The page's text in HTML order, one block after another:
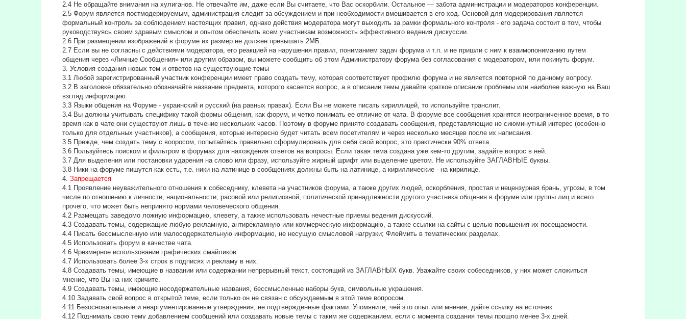
2.4 Не обращайте внимания на хулиганов. Не отвечайте им, даже если Вы считаете, что Вас оскорбили. Остальное — забота администрации и модераторов конференции.
2.5 Форум является постмодерируемым, администрация следит за обсуждением и при необходимости вмешивается в его ход. Основой для модерирования является
формальный контроль за соблюдением настоящих правил, однако действия модератора могут выходить за рамки формального контроля - его задача состоит в том, чтобы
руководствуясь своим здравым смыслом и опытом обеспечить всем участникам возможность эффективного ведения дискуссии.
2.6 При размещении изображений в форуме их размер не должен превышать 2МБ.
2.7 Если вы не согласны с действиями модератора, его реакцией на нарушения правил, пониманием задач форума и т.п. и не пришли с ним к взаимопониманию путем
общения через «Личные Сообщения» или другим образом, вы можете сообщить об этом Администратору форума без согласования с модератором, или покинуть форум.
3. Условия создания новых тем и ответов на существующие темы
3.1 Любой зарегистрированный участник конференции имеет право создать тему, которая соответствует профилю форума и не является повторной по данному вопросу.
3.2 В заголовке обязательно обозначайте название предмета, которого касается вопрос, а в описании темы давайте краткое описание проблемы или наиболее важную на Ваш
взгляд информацию.
3.3 Языки общения на Форуме - украинский и русский (на равных правах). Если Вы не можете писать кириллицей, то используйте транслит.
3.4 Вы должны учитывать специфику такой формы общения, как форум, и четко понимать ее отличие от чата. В форуме все сообщения хранятся неограниченное время, в то
время как в чате они существуют лишь в течение нескольких часов. Поэтому в форуме принято создавать сообщения, представляющие не сиюминутный интерес (особенно
только для отдельных участников), а сообщения, которые интересно будет читать всем посетителям и через несколько месяцев после их написания.
3.5 Прежде, чем создать тему с вопросом, попытайтесь правильно сформулировать для себя свой вопрос, это практически 90% ответа.
3.6 Пользуйтесь поиском и фильтром в форумах для нахождения ответов на вопросы. Если такая тема создана уже кем-то другим, задайте вопрос в ней.
3.7 Для выделения или постановки ударения на слово или фразу, используйте жирный шрифт или выделение цветом. Не используйте ЗАГЛАВНЫЕ буквы.
3.8 Ники на форуме пишутся как есть, т.е. ники на латинице в сообщениях должны быть на латинице, а кириллические - на кирилице.
4.Запрещается
4.1 Проявление неуважительного отношения к собеседнику, клевета на участников форума, а также других людей, оскорбления, простая и нецензурная брань, угрозы, в том
числе по отношению к личности, национальности, расовой или религиозной, политической принадлежности другого участника общения в форуме или группы лиц и всего
прочего, что может быть непринято нормами человеческого общения.
4.2 Размещать заведомо ложную информацию, клевету, а также использовать нечестные приемы ведения дискуссий.
4.3 Создавать темы, содержащие любую рекламную, антирекламную или коммерческую информацию, а также ссылки на сайты с целью повышения их посещаемости.
4.4 Писать бессмысленнyю или малосодеpжательнyю инфоpмацию, не несущую смысловой нагрузки; Флеймить в тематических разделах.
4.5 Использовать форум в качестве чата.
4.6 Чрезмерное использование графических смайликов.
4.7 Использовать более 3-х строк в подписях и рекламу в них.
4.8 Создавать темы, имеющие в названии или содержании непрерывный текст, состоящий из ЗАГЛАВНЫХ букв. Уважайте своих собеседников, у них может сложиться
мнение, что Вы на них кричите.
4.9 Создавать темы, имеющие несодержательные названия, бессмысленные наборы букв, символьные украшения.
4.10 Задавать свой вопрос в открытой теме, если только он не связан с обсуждаемым в этой теме вопросом.
4.11 Безосновательные и неаргументированные утверждения, не подтвержденные фактами. Упомяните, чей это опыт или мнение, дайте ссылку на источник.
4.12 Поднимать свою тему добавлением сообщений или создавать новые темы с таким же содержанием, если с момента создания темы прошло менее 3-х дней.